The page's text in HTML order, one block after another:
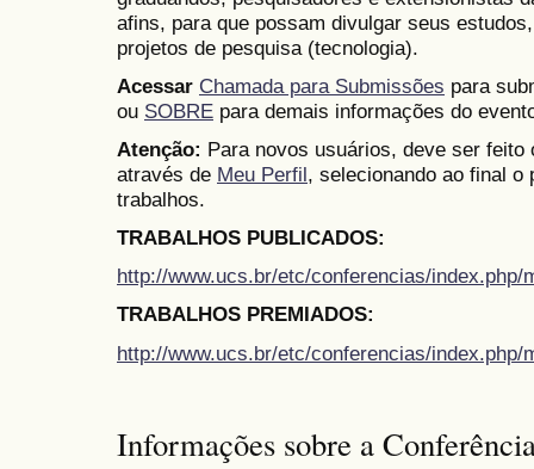
afins, para que possam divulgar seus
projetos de pesquisa (tecnologia).
Acessar Chamada para Submissões para
ou SOBRE para demais informações do
Atenção: Para novos usuários, deve ser
através de Meu Perfil, selecionando ao final o
trabalhos.
TRABALHOS PUBLICADOS:
http://www.ucs.br/etc/conferencias/
TRABALHOS PREMIADOS:
http://www.ucs.br/etc/conferencias/index.php/
Informações sobre a